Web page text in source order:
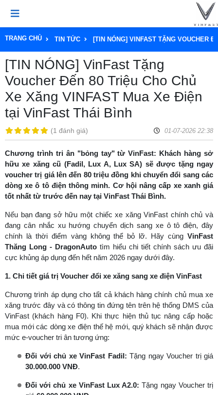
TRANG CHỦ TIN TỨC [TIN NÓNG] VINFAST TẶNG VOUCHER
[TIN NÓNG] VinFast Tặng
Voucher Đến 80 Triệu Cho Chủ
Xe Xăng VINFAST Mua Xe Điện
tại VinFast Thái Bình
(1 đánh giá) 01-07-2026 22:38
Chương trình tri ân "bỏng tay" từ VinFast: Khách hàng sở
hữu xe xăng cũ (Fadil, Lux A, Lux SA) sẽ được tặng ngay
voucher trị giá lên đến 80 triệu đồng khi chuyển đổi sang các
dòng xe ô tô điện thông minh. Cơ hội nâng cấp xe xanh giá
tốt nhất từ trước đến nay tại VinFast Thái Bình.
Nếu bạn đang sở hữu một chiếc xe xăng VinFast chính chủ và
đang cân nhắc xu hướng chuyển dịch sang xe ô tô điện, đây
chính là thời điểm vàng không thể bỏ lỡ. Hãy cùng VinFast
Thăng Long - DragonAuto tìm hiểu chi tiết chính sách ưu đãi
cực khủng áp dụng đến hết năm 2026 ngay dưới đây.
1. Chi tiết giá trị Voucher đổi xe xăng sang xe điện VinFast
Chương trình áp dụng cho tất cả khách hàng chính chủ mua xe
xăng trước đây và có thông tin đứng tên trên hệ thống DMS của
VinFast (khách hàng F0). Khi thực hiện thủ tục nâng cấp hoặc
mua mới các dòng xe điện thế hệ mới, quý khách sẽ nhận được
mức e-voucher tri ân tương ứng:
Đối với chủ xe VinFast Fadil: Tặng ngay Voucher trị giá
30.000.000 VNĐ.
Đối với chủ xe VinFast Lux A2.0: Tặng ngay Voucher trị